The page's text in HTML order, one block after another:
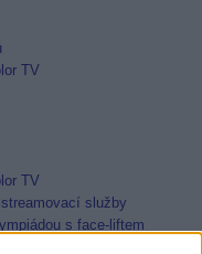
TV
TV
služby
s face-liftem